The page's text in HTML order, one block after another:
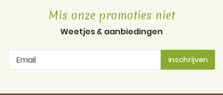
Mis onze promoties niet
Weetjes & aanbiedingen